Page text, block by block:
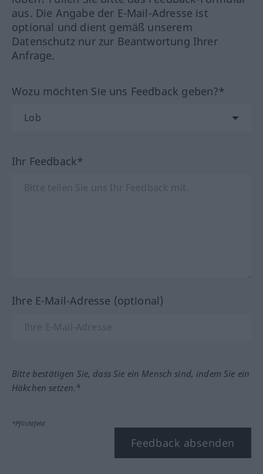
aus. Die Angabe der E-Mail-Adresse ist
optional und dient gemäß unserem
Datenschutz nur zur Beantwortung Ihrer
Anfrage.
Wozu möchten Sie uns Feedback geben?*
Ihr Feedback*
Ihre E-Mail-Adresse (optional)
Bitte bestätigen Sie, dass Sie ein Mensch sind, indem Sie ein
Häkchen setzen.*
*Pflichtfeld
Feedback absenden